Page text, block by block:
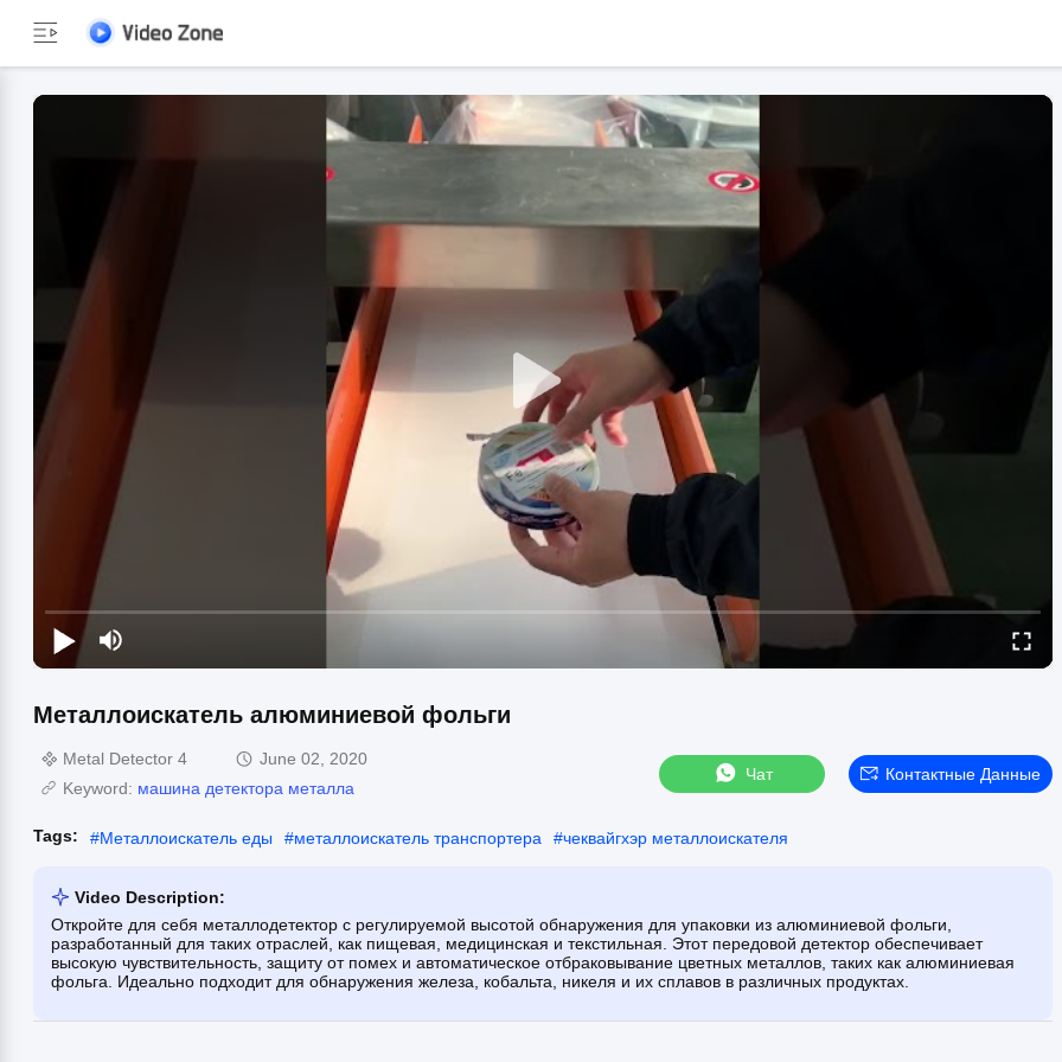
Металлоискатель алюминиевой фольги
Metal Detector 4
June 02, 2020
Keyword: машина детектора металла
Чат Контактные Данные
Tags: #Металлоискатель еды #металлоискатель транспортера #чеквайгхэр металлоискателя
Video Description:
Откройте для себя металлодетектор с регулируемой высотой обнаружения для упаковки из алюминиевой фольги,
разработанный для таких отраслей, как пищевая, медицинская и текстильная. Этот передовой детектор обеспечивает
высокую чувствительность, защиту от помех и автоматическое отбраковывание цветных металлов, таких как алюминиевая
фольга. Идеально подходит для обнаружения железа, кобальта, никеля и их сплавов в различных продуктах.